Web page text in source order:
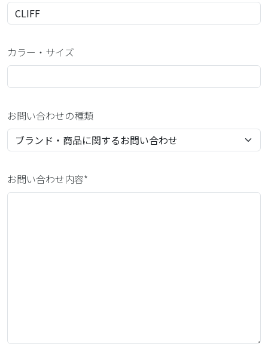
カラー・サイズ
お問い合わせの種類
お問い合わせ内容*